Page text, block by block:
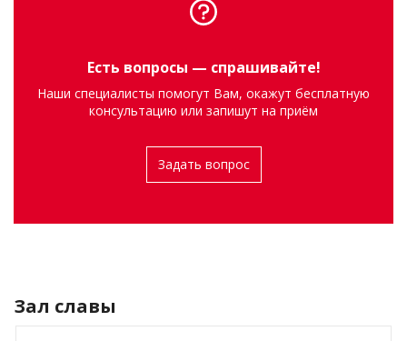
Есть вопросы — спрашивайте!
Наши специалисты помогут Вам, окажут бесплатную
консультацию или запишут на приём
Задать вопрос
Зал славы